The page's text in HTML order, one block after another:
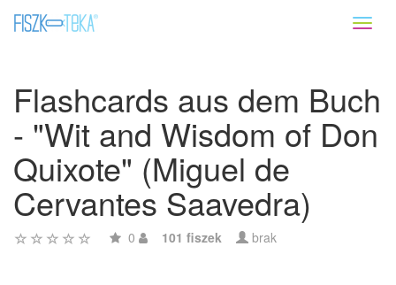
Flashcards aus dem Buch
- "Wit and Wisdom of Don
Quixote" (Miguel de
Cervantes Saavedra)
0 101 fiszek brak